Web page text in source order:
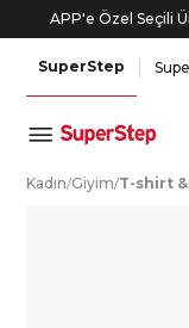
APP'e Özel Seçili
SuperStep
Kadın/Giyim/T-shirt &